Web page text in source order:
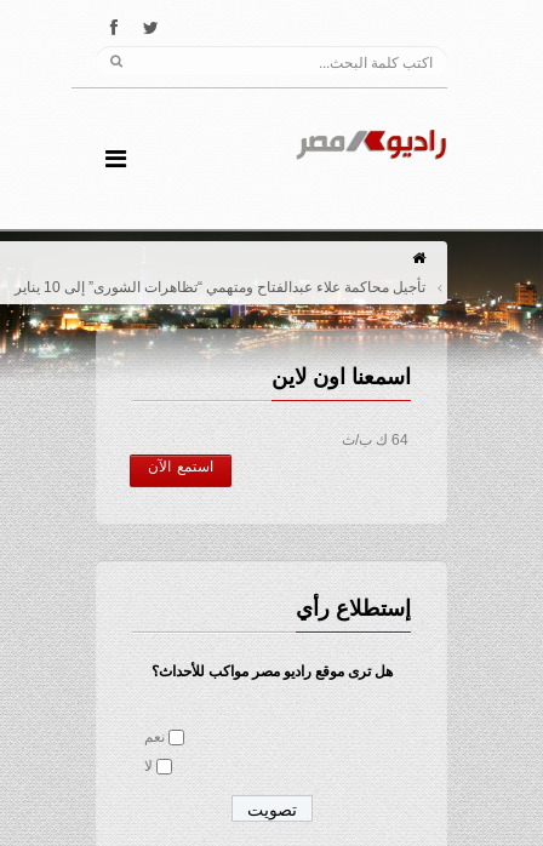
تأجيل محاكمة علاء عبدالفتاح ومتهمي “تظاهرات الشورى” إلى 10 يناير
اسمعنا اون لاين
64 ك ب/ث
استمع الآن
إستطلاع رأي
هل ترى موقع راديو مصر مواكب للأحداث؟
نعم
لا